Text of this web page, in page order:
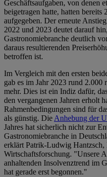
Geschäftsaufgaben, von denen
beigetragen hatte, hatten
aufgegeben. Der erneute
2022 und 2023 deutet darauf
Gastronomiebranche deutlich
daraus resultierenden
betroffen ist.
Im Vergleich mit den ersten
gab es im Jahr 2023 rund 2.000
mehr. Dies ist ein Indiz dafür,
den vergangenen Jahren erholt
Rahmenbedingungen sind für
als günstig. DieAnhebung der
Jahres hat sicherlich nicht zur
Gastronomiebranche in
erklärt Patrik-Ludwig
Wirtschaftsforschung. "Unsere
anhaltenden Insolvenztrend im
hat gerade erst begonnen."